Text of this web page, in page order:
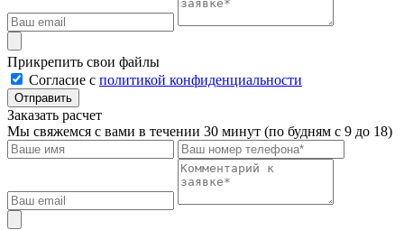
Прикрепить свои файлы
Cогласие с политикой конфиденциальности
Отправить
Заказать расчет
Мы свяжемся с вами в течении 30 минут (по будням с 9 до 18)